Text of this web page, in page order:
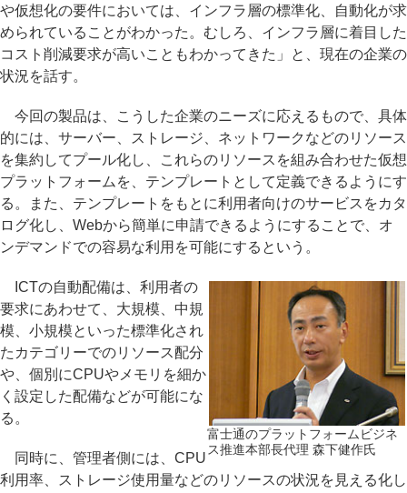
や仮想化の要件においては、インフラ層の標準化、自動化が求
められていることがわかった。むしろ、インフラ層に着目した
コスト削減要求が高いこともわかってきた」と、現在の企業の
状況を話す。
今回の製品は、こうした企業のニーズに応えるもので、具体
的には、サーバー、ストレージ、ネットワークなどのリソース
を集約してプール化し、これらのリソースを組み合わせた仮想
プラットフォームを、テンプレートとして定義できるようにす
る。また、テンプレートをもとに利用者向けのサービスをカタ
ログ化し、Webから簡単に申請できるようにすることで、オ
ンデマンドでの容易な利用を可能にするという。
富士通のプラットフォームビジネ
ス推進本部長代理 森下健作氏
ICTの自動配備は、利用者の
要求にあわせて、大規模、中規
模、小規模といった標準化され
たカテゴリーでのリソース配分
や、個別にCPUやメモリを細か
く設定した配備などが可能にな
る。
同時に、管理者側には、CPU
利用率、ストレージ使用量などのリソースの状況を見える化し